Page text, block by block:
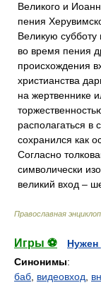
Великого и
пения
Великую
во время пения
происхождения
христианства
на жертвеннике
располагаться в
сохранился как
Согласно
символически
великий вход –
Православная
Игры ⚽
Нужен
Синонимы:
баб видеовход